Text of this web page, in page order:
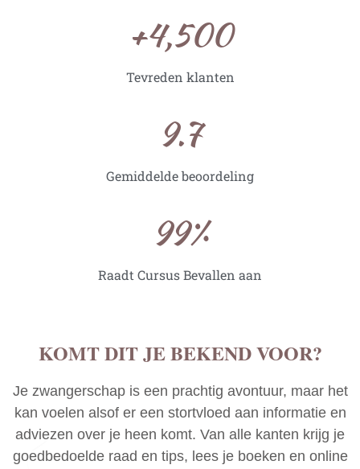
Tevreden klanten
+4,500
Gemiddelde beoordeling
9.7
Raadt Cursus Bevallen aan
99%
KOMT DIT JE BEKEND VOOR?
Je zwangerschap is een prachtig avontuur, maar het
kan voelen alsof er een stortvloed aan informatie en
adviezen over je heen komt. Van alle kanten krijg je
goedbedoelde raad en tips, lees je boeken en online